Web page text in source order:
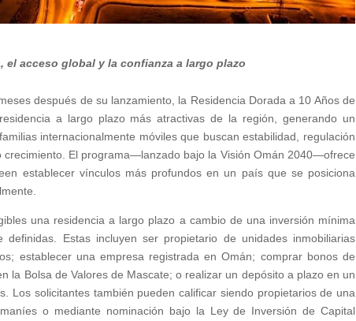
el acceso global y la confianza a largo plazo
después de su lanzamiento, la Residencia Dorada a 10 Años de
a largo plazo más atractivas de la región, generando un
internacionalmente móviles que buscan estabilidad, regulación
El programa—lanzado bajo la Visión Omán 2040—ofrece
establecer vínculos más profundos en un país que se posiciona
una residencia a largo plazo a cambio de una inversión mínima
Estas incluyen ser propietario de unidades inmobiliarias
establecer una empresa registrada en Omán; comprar bonos de
la Bolsa de Valores de Mascate; o realizar un depósito a plazo en un
Los solicitantes también pueden calificar siendo propietarios de una
o mediante nominación bajo la Ley de Inversión de Capital